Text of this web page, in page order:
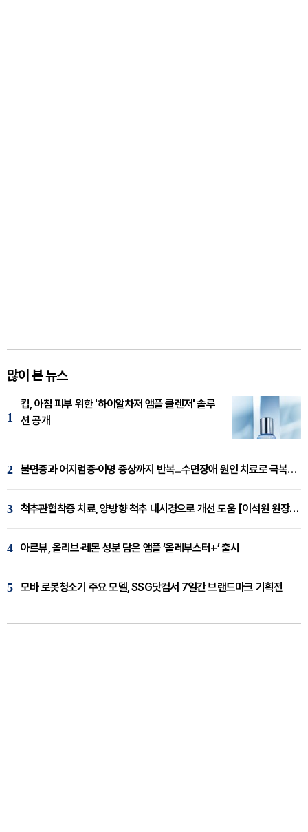
많이 본 뉴스
1
킵, 아침 피부 위한 '하이알차저 앰플 클렌저' 솔루
션 공개
2 불면증과 어지럼증·이명 증상까지 반복...수면장애 원인 치료로 극복해야
3 척추관협착증 치료, 양방향 척추 내시경으로 개선 도움 [이석원 원장 칼럼]
4 아르뷰, 올리브·레몬 성분 담은 앰플 ‘올레부스터+’ 출시
5 모바 로봇청소기 주요 모델, SSG닷컴서 7일간 브랜드마크 기획전